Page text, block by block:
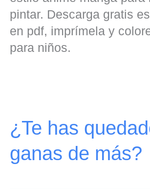
pintar. Descarga gratis
en pdf, imprímela y
para niños.
¿Te has
ganas de más?